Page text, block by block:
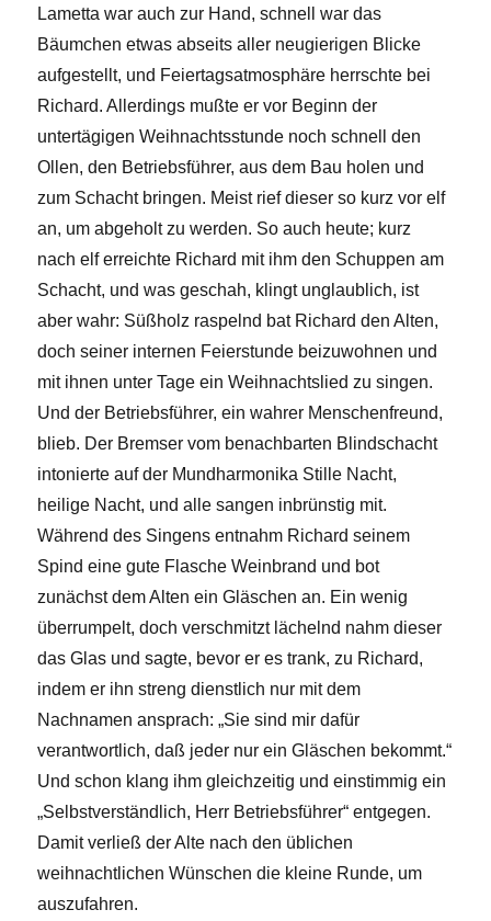
Lametta war auch zur Hand, schnell war das
Bäumchen etwas abseits aller neugierigen Blicke
aufgestellt, und Feiertagsatmosphäre herrschte bei
Richard. Allerdings mußte er vor Beginn der
untertägigen Weihnachtsstunde noch schnell den
Ollen, den Betriebsführer, aus dem Bau holen und
zum Schacht bringen. Meist rief dieser so kurz vor elf
an, um abgeholt zu werden. So auch heute; kurz
nach elf erreichte Richard mit ihm den Schuppen am
Schacht, und was geschah, klingt unglaublich, ist
aber wahr: Süßholz raspelnd bat Richard den Alten,
doch seiner internen Feierstunde beizuwohnen und
mit ihnen unter Tage ein Weihnachtslied zu singen.
Und der Betriebsführer, ein wahrer Menschenfreund,
blieb. Der Bremser vom benachbarten Blindschacht
intonierte auf der Mundharmonika Stille Nacht,
heilige Nacht, und alle sangen inbrünstig mit.
Während des Singens entnahm Richard seinem
Spind eine gute Flasche Weinbrand und bot
zunächst dem Alten ein Gläschen an. Ein wenig
überrumpelt, doch verschmitzt lächelnd nahm dieser
das Glas und sagte, bevor er es trank, zu Richard,
indem er ihn streng dienstlich nur mit dem
Nachnamen ansprach: „Sie sind mir dafür
verantwortlich, daß jeder nur ein Gläschen bekommt.“
Und schon klang ihm gleichzeitig und einstimmig ein
„Selbstverständlich, Herr Betriebsführer“ entgegen.
Damit verließ der Alte nach den üblichen
weihnachtlichen Wünschen die kleine Runde, um
auszufahren.